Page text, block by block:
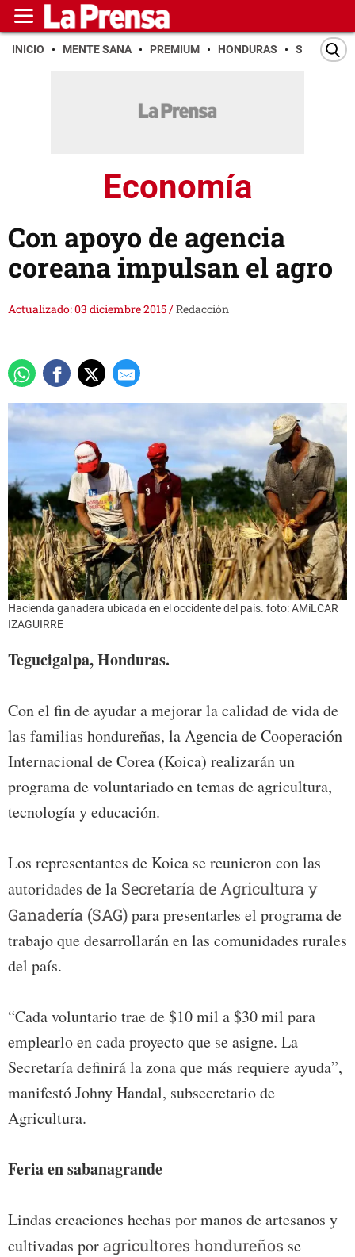
INICIO MENTE SANA PREMIUM HONDURAS SAN PEDRO
Economía
Con apoyo de agencia
coreana impulsan el agro
Actualizado: 03 diciembre 2015/Redacción
Hacienda ganadera ubicada en el occidente del país. foto: AMíLCAR
IZAGUIRRE
Tegucigalpa, Honduras.
Con el fin de ayudar a mejorar la calidad de vida de
las familias hondureñas, la Agencia de Cooperación
Internacional de Corea (Koica) realizarán un
programa de voluntariado en temas de agricultura,
tecnología y educación.
Los representantes de Koica se reunieron con las
autoridades de la Secretaría de Agricultura y
Ganadería (SAG)para presentarles el programa de
trabajo que desarrollarán en las comunidades rurales
del país.
“Cada voluntario trae de $10 mil a $30 mil para
emplearlo en cada proyecto que se asigne. La
Secretaría definirá la zona que más requiere ayuda”,
manifestó Johny Handal, subsecretario de
Agricultura.
Feria en sabanagrande
Lindas creaciones hechas por manos de artesanos y
cultivadas poragricultores hondureños se